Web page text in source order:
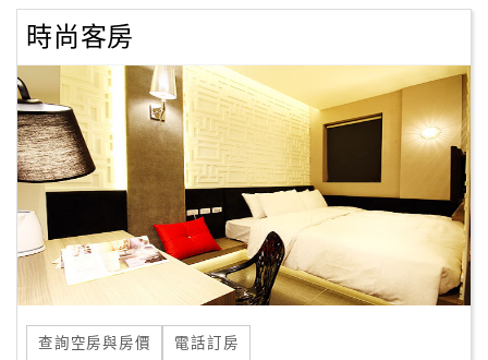
時尚客房
查詢空房與房價 電話訂房